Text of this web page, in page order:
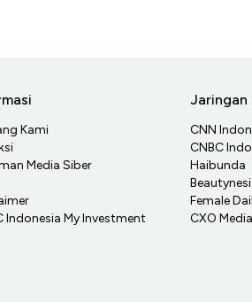
Kami
Media Siber
Indonesia My Investment
Jaringan
CNN
CNBC
Haibunda
Female
CXO Media